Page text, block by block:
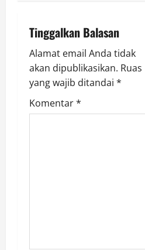
i
g
a
t
Tinggalkan Balasan
Alamat email Anda tidak
akan dipublikasikan. Ruas
yang wajib ditandai *
Komentar*